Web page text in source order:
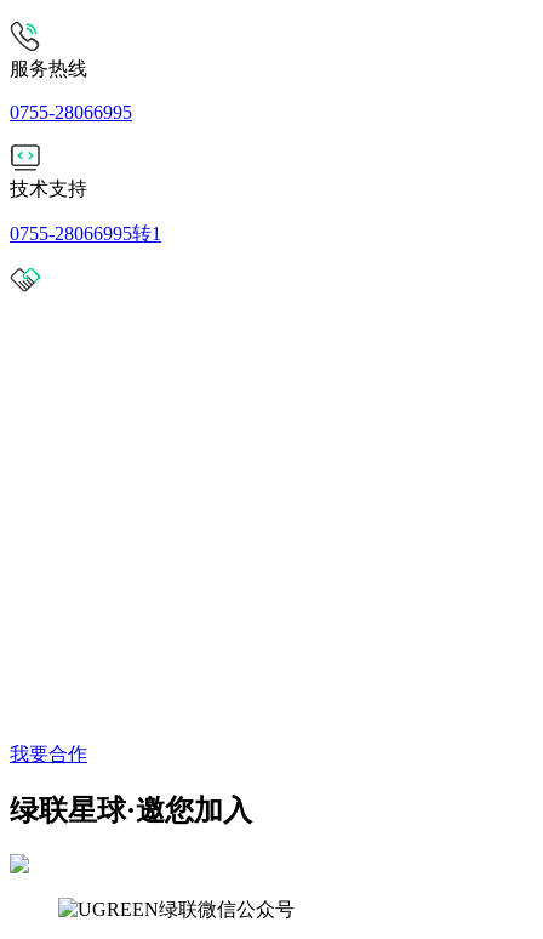
服务热线
0755-28066995
技术支持
0755-28066995转1
我要合作
绿联星球·邀您加入